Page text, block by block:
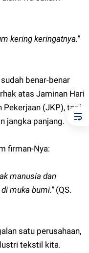
kering keringatnya."
benar-benar
atas Jaminan Hari
Pekerjaan (JKP), tapi
jangka panjang.
firman-Nya:
manusia dan
muka bumi."(QS.
satu perusahaan,
tekstil kita.